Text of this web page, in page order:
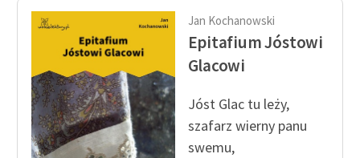
Ręce pełne poezji
Kolekcje edukacyjne
twórców przechodzących
do domeny publicznej,
lektur szkolnych oraz
Starego Testamentu
Odkurzamy bohaterów
Jan Kochanowski
Epitafium Jóstowi
Glacowi
Jóst Glac tu leży,
szafarz wierny panu
swemu,